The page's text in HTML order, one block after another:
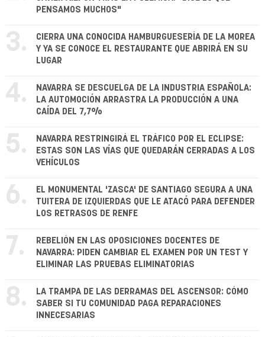
PENSAMOS MUCHOS"
3.
CIERRA UNA CONOCIDA HAMBURGUESERÍA DE LA MOREA
Y YA SE CONOCE EL RESTAURANTE QUE ABRIRÁ EN SU
LUGAR
4.
NAVARRA SE DESCUELGA DE LA INDUSTRIA ESPAÑOLA:
LA AUTOMOCIÓN ARRASTRA LA PRODUCCIÓN A UNA
CAÍDA DEL 7,7%
5.
NAVARRA RESTRINGIRÁ EL TRÁFICO POR EL ECLIPSE:
ESTAS SON LAS VÍAS QUE QUEDARÁN CERRADAS A LOS
VEHÍCULOS
6.
EL MONUMENTAL 'ZASCA' DE SANTIAGO SEGURA A UNA
TUITERA DE IZQUIERDAS QUE LE ATACÓ PARA DEFENDER
LOS RETRASOS DE RENFE
7.
REBELIÓN EN LAS OPOSICIONES DOCENTES DE
NAVARRA: PIDEN CAMBIAR EL EXAMEN POR UN TEST Y
ELIMINAR LAS PRUEBAS ELIMINATORIAS
8.
LA TRAMPA DE LAS DERRAMAS DEL ASCENSOR: CÓMO
SABER SI TU COMUNIDAD PAGA REPARACIONES
INNECESARIAS